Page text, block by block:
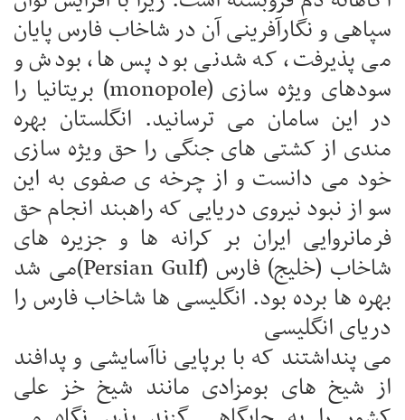
سپاهی و نگارآفرینی آن در شاخاب فارس پایان
می پذیرفت، که شدنی بود پس ها، بودش و
سودهای ویژه سازی (monopole) بریتانیا را
در این سامان می ترسانید. انگلستان بهره
مندی از کشتی های جنگی را حق ویژه سازی
خود می دانست و از چرخه ی صفوی به این
سو از نبود نیروی دریایی که راهبند انجام حق
فرمانروایی ایران بر کرانه ها و جزیره های
شاخاب (خلیج) فارس (Persian Gulf)می شد
بهره ها برده بود. انگلیسی ها شاخاب فارس را
دریای انگلیسی
می پنداشتند که با برپایی ناآسایشی و پدافند
از شیخ های بومزادی مانند شیخ خز علی